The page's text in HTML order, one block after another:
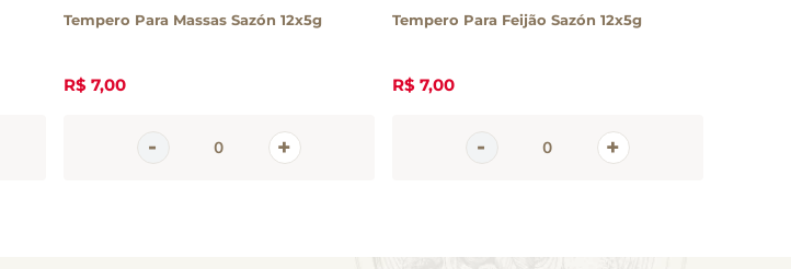
Tempero Para Massas Sazón 12x5g
R$ 7,00
Tempero Para Feijão Sazón 12x5g
R$ 7,00